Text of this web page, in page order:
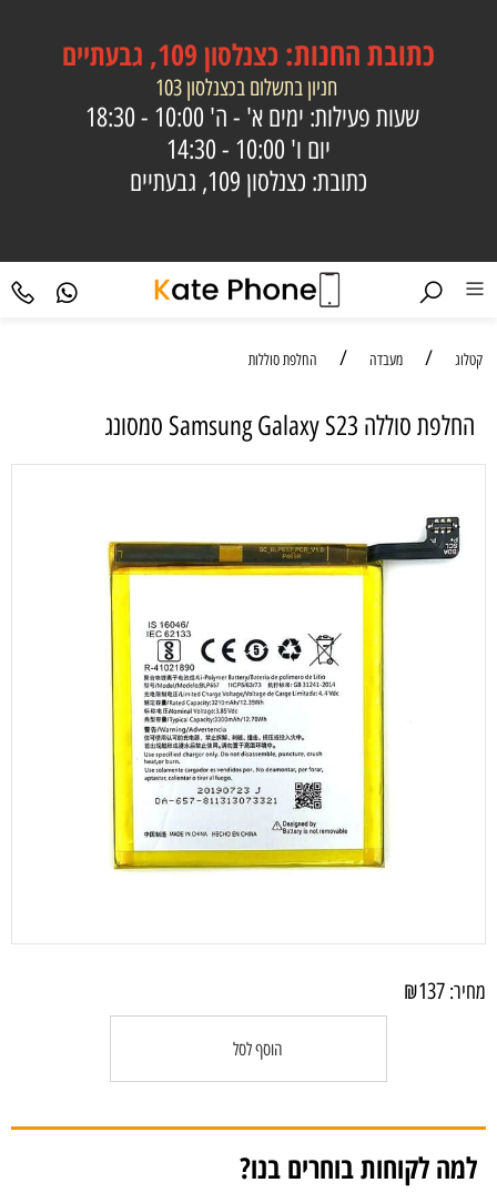
כתובתהחנות: כצנלסון 109, גבעתיים
חניון בתשלום בכצנלסון 103
שעות פעילות: ימים א' - ה' 10:00 - 18:30
יום ו' 10:00 - 14:30
כתובת: כצנלסון 109, גבעתיים
קטלוג / מעבדה / החלפת סוללות
‏החלפת סוללה Samsung Galaxy S23 סמסונג
מחיר: ₪137
הוסף לסל
למה לקוחות בוחרים בנו?